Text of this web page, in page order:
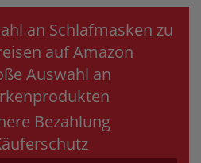
an Schlafmasken zu
auf Amazon
Auswahl an
Bezahlung